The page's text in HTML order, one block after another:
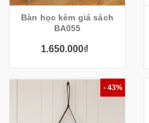
Bàn học kèm giá sách
BA055
1.650.000₫
- 43%